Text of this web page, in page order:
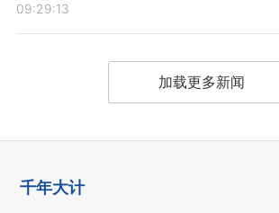
09:29:13
加载更多新闻
千年大计